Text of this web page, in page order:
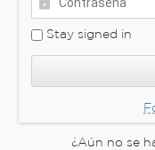
Stay signed in
¿Aún no se